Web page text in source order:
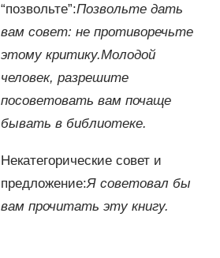
“позвольте”:Позвольте дать
вам совет: не противоречьте
этому критику.Молодой
человек, разрешите
посоветовать вам почаще
бывать в библиотеке.
Некатегорические совет и
предложение:Я советовал бы
вам прочитать эту книгу.